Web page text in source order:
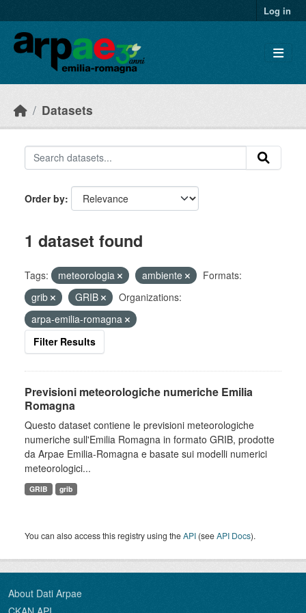
Log in
Datasets
Order by
1 dataset found
Tags: meteorologia ambiente
Formats:
grib
GRIB
Organizations:
arpa-emilia-romagna
Filter Results
Previsioni meteorologiche numeriche Emilia
Romagna
Questo dataset contiene le previsioni meteorologiche
numeriche sull'Emilia Romagna in formato GRIB, prodotte
da Arpae Emilia-Romagna e basate sui modelli numerici
meteorologici...
GRIB grib
You can also access this registry using theAPI (seeAPI Docs).
About Dati Arpae